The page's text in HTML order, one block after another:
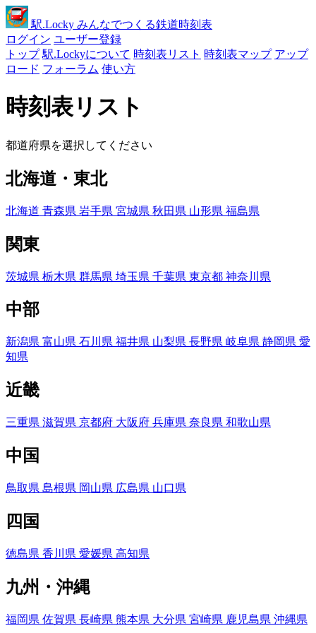
駅.Locky みんなでつくる鉄道時刻表
ログイン ユーザー登録
トップ 駅.Lockyについて 時刻表リスト 時刻表マップ アップ
ロード フォーラム 使い方
時刻表リスト
都道府県を選択してください
北海道・東北
北海道 青森県 岩手県 宮城県 秋田県 山形県 福島県
関東
茨城県 栃木県 群馬県 埼玉県 千葉県 東京都 神奈川県
中部
新潟県 富山県 石川県 福井県 山梨県 長野県 岐阜県 静岡県 愛
知県
近畿
三重県 滋賀県 京都府 大阪府 兵庫県 奈良県 和歌山県
中国
鳥取県 島根県 岡山県 広島県 山口県
四国
徳島県 香川県 愛媛県 高知県
九州・沖縄
福岡県 佐賀県 長崎県 熊本県 大分県 宮崎県 鹿児島県 沖縄県